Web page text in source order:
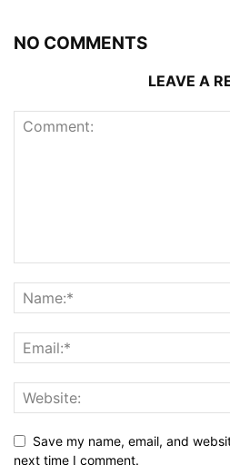
NO COMMENTS
LEAVE A
Save my name, email, and
next time I comment.